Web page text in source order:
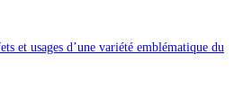
et usages d’une variété emblématique du